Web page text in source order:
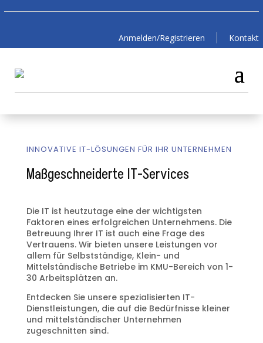
Anmelden/Registrieren Kontakt
INNOVATIVE IT-LÖSUNGEN FÜR IHR UNTERNEHMEN
Maßgeschneiderte IT-Services
Die IT ist heutzutage eine der wichtigsten
Faktoren eines erfolgreichen Unternehmens. Die
Betreuung Ihrer IT ist auch eine Frage des
Vertrauens. Wir bieten unsere Leistungen vor
allem für Selbstständige, Klein- und
Mittelständische Betriebe im KMU-Bereich von 1-
30 Arbeitsplätzen an.
Entdecken Sie unsere spezialisierten IT-
Dienstleistungen, die auf die Bedürfnisse kleiner
und mittelständischer Unternehmen
zugeschnitten sind.